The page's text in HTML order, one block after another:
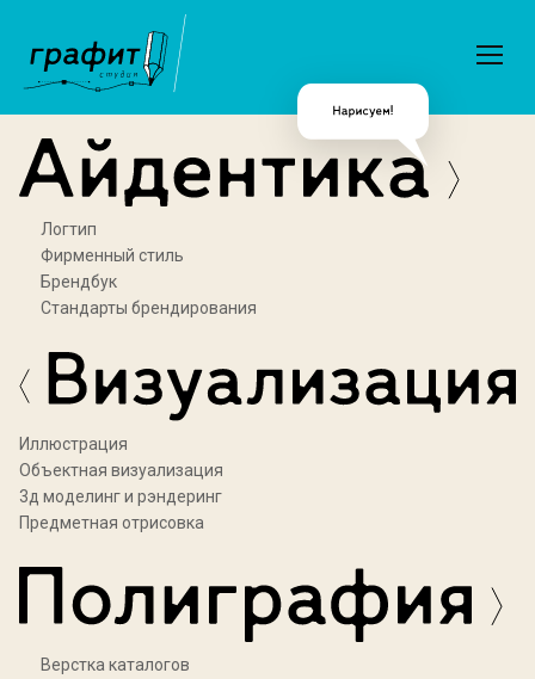
Логтип
Фирменный стиль
Брендбук
Стандарты брендирования
Иллюстрация
Объектная визуализация
3д моделинг и рэндеринг
Предметная отрисовка
Верстка каталогов